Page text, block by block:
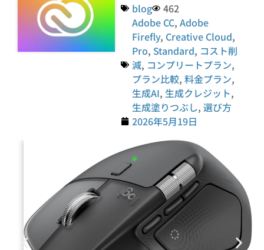
blog
462
Adobe CC,Adobe
Firefly, Creative Cloud,
Pro, Standard, コスト削
減, コンプリートプラン,
プラン比較,料金プラン,
生成AI, 生成クレジット,
生成塗りつぶし,選び方
2026年5月19日